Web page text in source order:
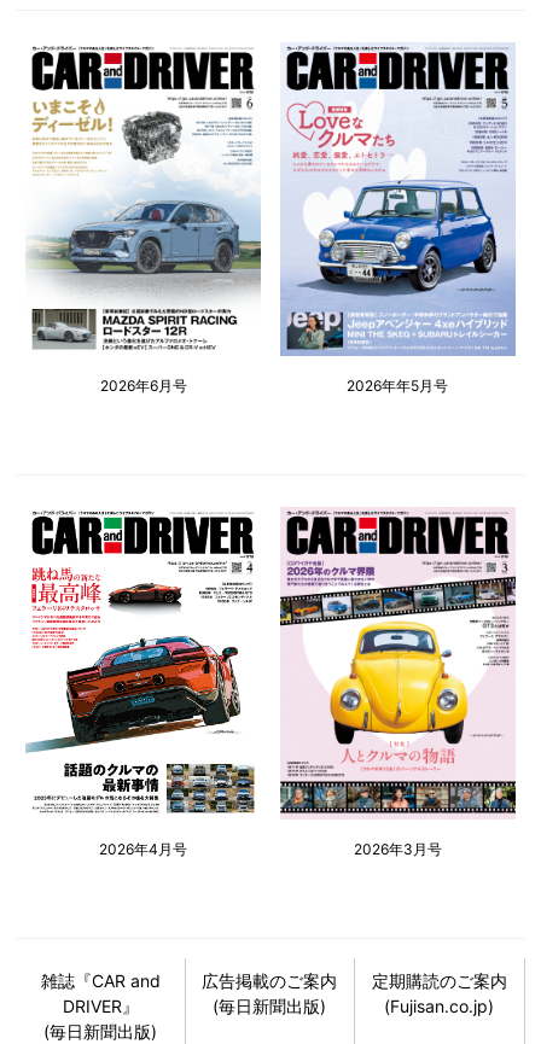
2026年6月号 2026年年5月号
2026年4月号 2026年3月号
雑誌『CAR and
DRIVER』
(毎日新聞出版)
広告掲載のご案内
(毎日新聞出版)
定期購読のご案内
(Fujisan.co.jp)